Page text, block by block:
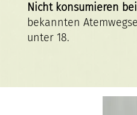
Nicht konsumieren
bekannten
unter 18.